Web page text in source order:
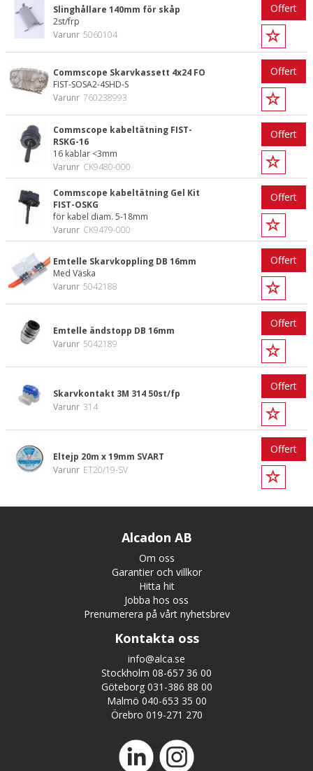
Slinghållare 140mm för skåp
2st/frp
Varunr 5060104
Offert
Commscope Skarvkassett 4x24 FO
FIST-SOSA2-4SHD-S
Varunr 760238993
Offert
Commscope kabeltätning FIST-
RSKG-16
16 kablar <3mm
Varunr CK9480-000
Offert
Commscope kabeltätning Gel Kit
FIST-OSKG
för kabel diam. 5-18mm
Varunr CK9479-000
Offert
Emtelle Skarvkoppling DB 16mm
Med Väska
Varunr 5042188
Offert
Emtelle ändstopp DB 16mm
Varunr 5042189
Offert
Skarvkontakt 3M 314 50st/fp
Varunr 314
Offert
Eltejp 20m x 19mm SVART
Varunr ET20/19-SV
Offert
Alcadon AB
Om oss
Garantier och villkor
Hitta hit
Jobba hos oss
Prenumerera på vårt nyhetsbrev
Kontakta oss
info@alca.se
Stockholm 08-657 36 00
Göteborg 031-386 88 00
Malmö 040-653 35 00
Örebro 019-271 270